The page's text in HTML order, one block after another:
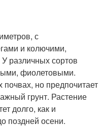
с
и колючими,
различных сортов
фиолетовыми.
но предпочитает
грунт. Растение
долго, как и
поздней осени.